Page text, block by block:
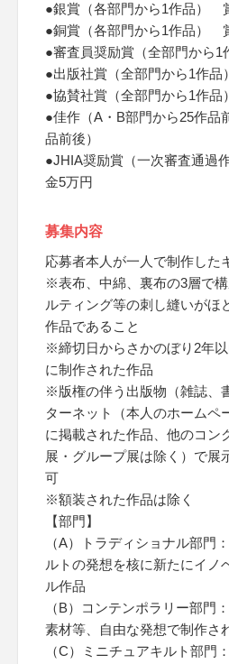
●銀賞（各部門から1作品）
●銅賞（各部門から1作品）
●審査員奨励賞（全部門から
●出版社賞（全部門から1作
●協賛社賞（全部門から1作
●佳作（A・B部門から25作品
品前後）
●JHIA奨励賞（一次審査通過
金5万円
募集内容
応募者本人が一人で制作した
※表布、中綿、裏布の3層で
ルティング等の刺し縫いがほ
作品であること
※締切日からさかのぼり2年以
に制作された作品
※版権の伴う出版物（雑誌、
ターネット（本人のホームペ
に掲載された作品、他のコン
展・グループ展は除く）で展
可
※額装された作品は除く
【部門】
（A）トラディショナル部門
ルトの発想を核に新たにイノ
ル作品
（B）コンテンポラリー部門
素材等、自由な発想で制作さ
（C）ミニチュアキルト部門